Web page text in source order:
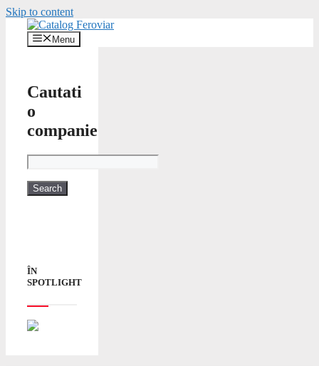
Skip to content
Menu
Cautati
o
companie
ÎN
SPOTLIGHT